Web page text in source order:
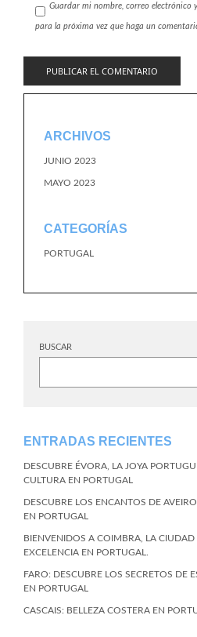
Guardar mi nombre, correo electrónico
para la próxima vez que haga un
ARCHIVOS
JUNIO 2023
MAYO 2023
CATEGORÍAS
PORTUGAL
BUSCAR
ENTRADAS RECIENTES
DESCUBRE ÉVORA, LA JOYA
CULTURA EN PORTUGAL
DESCUBRE LOS ENCANTOS DE
EN PORTUGAL
BIENVENIDOS A COIMBRA, LA CIUDAD
EXCELENCIA EN PORTUGAL.
FARO: DESCUBRE LOS SECRETOS DE
EN PORTUGAL
CASCAIS: BELLEZA COSTERA EN